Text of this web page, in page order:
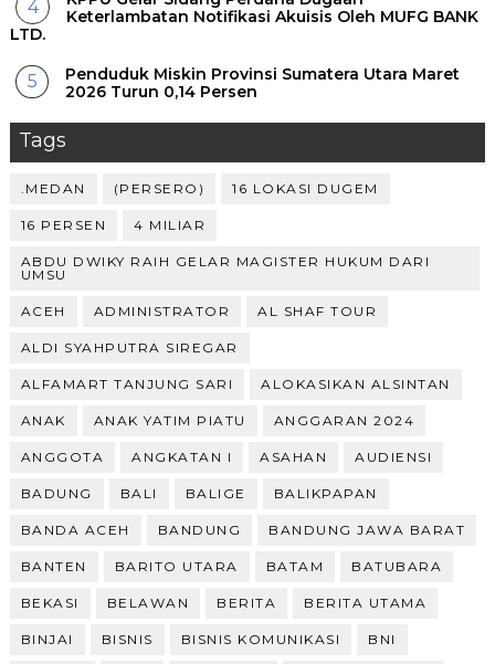
Keterlambatan Notifikasi Akuisis Oleh MUFG BANK
LTD.
Penduduk Miskin Provinsi Sumatera Utara Maret
2026 Turun 0,14 Persen
Tags
.MEDAN (PERSERO) 16 LOKASI DUGEM
16 PERSEN 4 MILIAR
ABDU DWIKY RAIH GELAR MAGISTER HUKUM DARI
UMSU
ACEH ADMINISTRATOR AL SHAF TOUR
ALDI SYAHPUTRA SIREGAR
ALFAMART TANJUNG SARI ALOKASIKAN ALSINTAN
ANAK ANAK YATIM PIATU ANGGARAN 2024
ANGGOTA ANGKATAN I ASAHAN AUDIENSI
BADUNG BALI BALIGE BALIKPAPAN
BANDA ACEH BANDUNG BANDUNG JAWA BARAT
BANTEN BARITO UTARA BATAM BATUBARA
BEKASI BELAWAN BERITA BERITA UTAMA
BINJAI BISNIS BISNIS KOMUNIKASI BNI